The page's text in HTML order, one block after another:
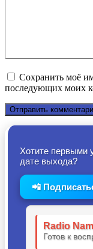
Сохранить моё
последующих моих
Хотите первыми
дате выхода?
📲
Radio
Готов к